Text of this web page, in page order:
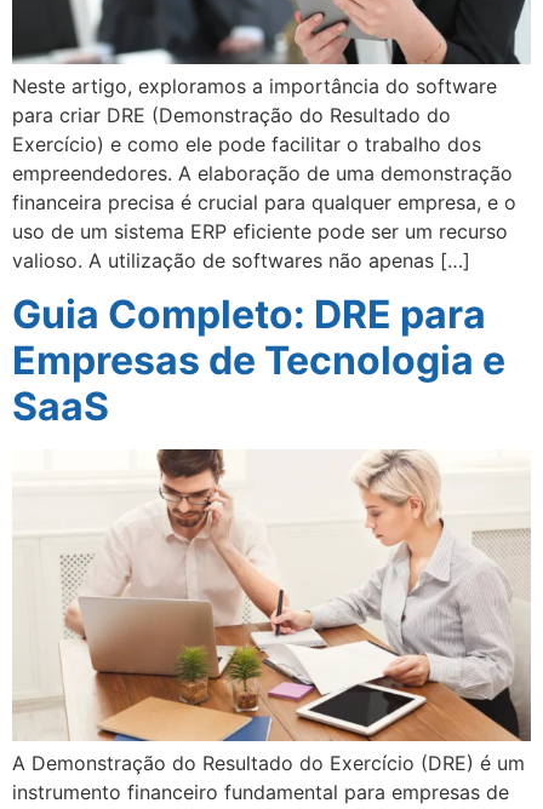
Neste artigo, exploramos a importância do software
para criar DRE (Demonstração do Resultado do
Exercício) e como ele pode facilitar o trabalho dos
empreendedores. A elaboração de uma demonstração
financeira precisa é crucial para qualquer empresa, e o
uso de um sistema ERP eficiente pode ser um recurso
valioso. A utilização de softwares não apenas […]
Guia Completo: DRE para
Empresas de Tecnologia e
SaaS
A Demonstração do Resultado do Exercício (DRE) é um
instrumento financeiro fundamental para empresas de